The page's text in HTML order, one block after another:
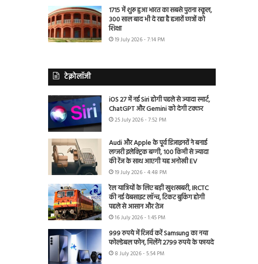
1715 में शुरू हुआ भारत का सबसे पुराना स्कूल,
300 साल बाद भी दे रहा है हजारों छात्रों को
शिक्षा
19 July 2026 - 7:14 PM
टेक्नोलॉजी
iOS 27 में नई Siri होगी पहले से ज्यादा स्मार्ट,
ChatGPT और Gemini को देगी टक्कर
25 July 2026 - 7:52 PM
Audi और Apple के पूर्व डिजाइनरों ने बनाई
लग्जरी इलेक्ट्रिक बग्गी, 100 किमी से ज्यादा
की रेंज के साथ आएगी यह अनोखी EV
19 July 2026 - 4:48 PM
रेल यात्रियों के लिए बड़ी खुशखबरी, IRCTC
की नई वेबसाइट लॉन्च, टिकट बुकिंग होगी
पहले से आसान और तेज
16 July 2026 - 1:45 PM
999 रुपये में रिजर्व करें Samsung का नया
फोल्डेबल फोन, मिलेंगे 2799 रुपये के फायदे
8 July 2026 - 5:54 PM